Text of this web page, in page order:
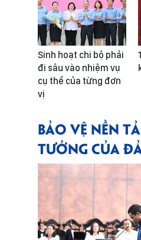
Sinh hoạt chi bộ phải
đi sâu vào nhiệm vụ
cụ thể của từng đơn
vị
BẢO VỆ NỀN
TƯỞNG CỦA